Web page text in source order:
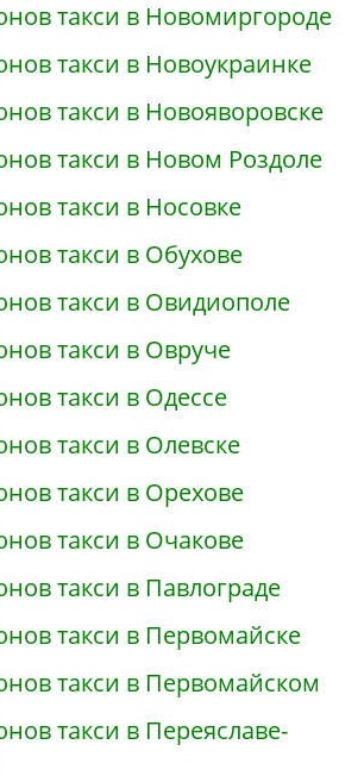
такси в Новомиргороде
такси в Новоукраинке
такси в Новояворовске
такси в Новом Роздоле
такси в Носовке
такси в Обухове
такси в Овидиополе
такси в Овруче
такси в Одессе
такси в Олевске
такси в Орехове
такси в Очакове
такси в Павлограде
такси в Первомайске
такси в Первомайском
такси в Переяславе-